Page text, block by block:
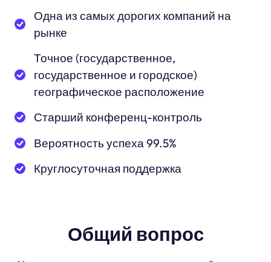
Одна из самых дорогих компаний на
рынке
Точное (государственное,
государственное и городское)
географическое расположение
Старший конференц-контроль
Вероятность успеха 99.5%
Круглосуточная поддержка
Общий вопрос